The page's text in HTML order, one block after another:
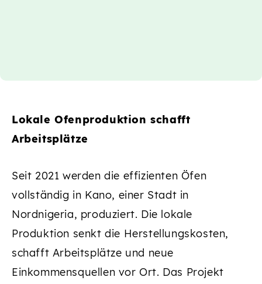
Lokale Ofenproduktion schafft
Arbeitsplätze
Seit 2021 werden die effizienten Öfen
vollständig in Kano, einer Stadt in
Nordnigeria, produziert. Die lokale
Produktion senkt die Herstellungskosten,
schafft Arbeitsplätze und neue
Einkommensquellen vor Ort. Das Projekt